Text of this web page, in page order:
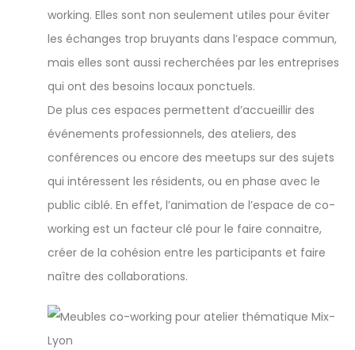
working. Elles sont non seulement utiles pour éviter
les échanges trop bruyants dans l’espace commun,
mais elles sont aussi recherchées par les entreprises
qui ont des besoins locaux ponctuels.
De plus ces espaces permettent d’accueillir des
événements professionnels, des ateliers, des
conférences ou encore des meetups sur des sujets
qui intéressent les résidents, ou en phase avec le
public ciblé. En effet, l’animation de l’espace de co-
working est un facteur clé pour le faire connaitre,
créer de la cohésion entre les participants et faire
naître des collaborations.